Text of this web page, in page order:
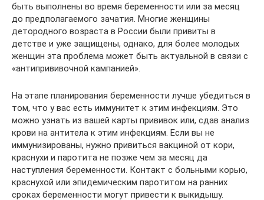
быть выполнены во время беременности или за месяц
до предполагаемого зачатия. Многие женщины
детородного возраста в России были привиты в
детстве и уже защищены, однако, для более молодых
женщин эта проблема может быть актуальной в связи с
«антипрививочной кампанией».
На этапе планирования беременности лучше убедиться в
том, что у вас есть иммунитет к этим инфекциям. Это
можно узнать из вашей карты прививок или, сдав анализ
крови на антитела к этим инфекциям. Если вы не
иммунизированы, нужно привиться вакциной от кори,
краснухи и паротита не позже чем за месяц да
наступления беременности. Контакт с больными корью,
краснухой или эпидемическим паротитом на ранних
сроках беременности могут привести к выкидышу.